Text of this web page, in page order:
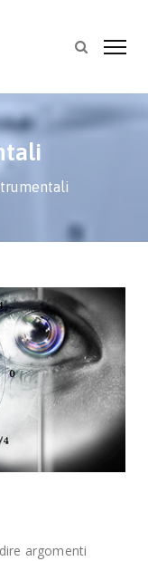
argomenti